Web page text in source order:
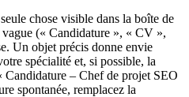
chose visible dans la boîte de
(« Candidature », « CV »,
Un objet précis donne envie
spécialité et, si possible, la
Candidature – Chef de projet SEO
spontanée, remplacez la